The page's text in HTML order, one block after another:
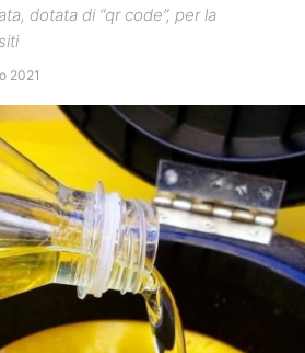
dotata di “qr code”, per la
2021